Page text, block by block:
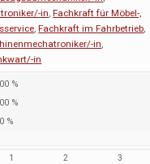
in,Fachkraft für Möbel-,
,Fachkraft im Fahrbetrieb,
in,
in
%
%
%
1 2 3